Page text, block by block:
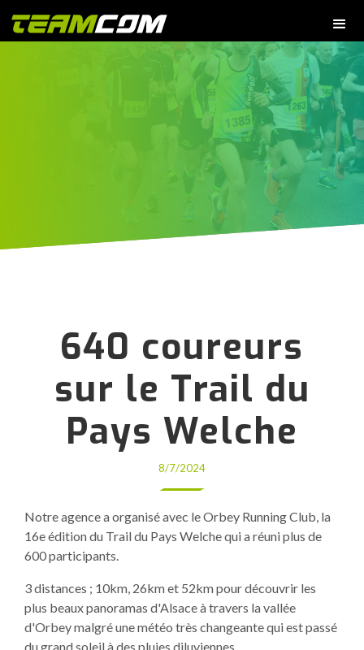
640 coureurs
sur le Trail du
Pays Welche
8/7/2024
Notre agence a organisé avec le Orbey Running Club, la
16e édition du Trail du Pays Welche qui a réuni plus de
600 participants.
3 distances ; 10km, 26km et 52km pour découvrir les
plus beaux panoramas d'Alsace à travers la vallée
d'Orbey malgré une météo très changeante qui est passé
du grand soleil à des pluies diluviennes.